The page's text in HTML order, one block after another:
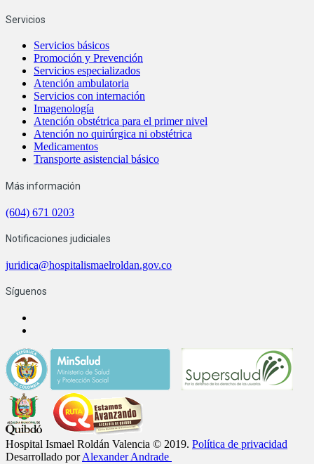
Servicios
Servicios básicos
Promoción y Prevención
Servicios especializados
Atención ambulatoria
Servicios con internación
Imagenología
Atención obstétrica para el primer nivel
Atención no quirúrgica ni obstétrica
Medicamentos
Transporte asistencial básico
Más información
(604) 671 0203
Notificaciones judiciales
juridica@hospitalismaelroldan.gov.co
Síguenos
Hospital Ismael Roldán Valencia © 2019. Política de privacidad
Desarrollado porAlexander Andrade